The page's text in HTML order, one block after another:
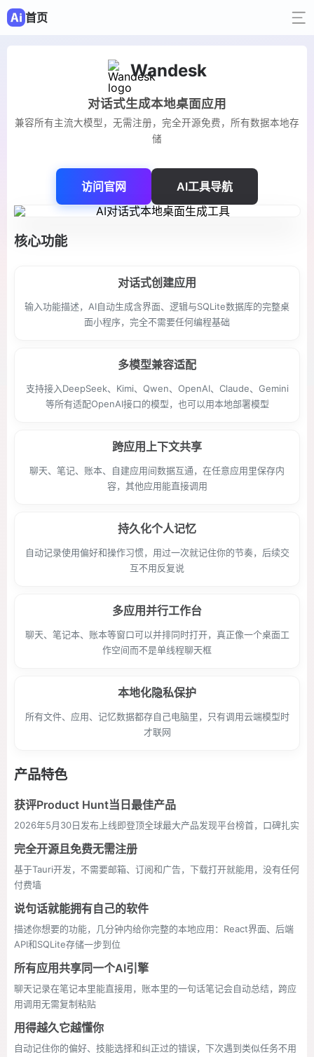
首页
Wandesk
对话式生成本地桌面应用
兼容所有主流大模型，无需注册，完全开源免费，所有数据本地存
储
访问官网 AI工具导航
核心功能
对话式创建应用
输入功能描述，AI自动生成含界面、逻辑与SQLite数据库的完整桌
面小程序，完全不需要任何编程基础
多模型兼容适配
支持接入DeepSeek、Kimi、Qwen、OpenAI、Claude、Gemini
等所有适配OpenAI接口的模型，也可以用本地部署模型
跨应用上下文共享
聊天、笔记、账本、自建应用间数据互通，在任意应用里保存内
容，其他应用能直接调用
持久化个人记忆
自动记录使用偏好和操作习惯，用过一次就记住你的节奏，后续交
互不用反复说
多应用并行工作台
聊天、笔记本、账本等窗口可以并排同时打开，真正像一个桌面工
作空间而不是单线程聊天框
本地化隐私保护
所有文件、应用、记忆数据都存自己电脑里，只有调用云端模型时
才联网
产品特色
获评Product Hunt当日最佳产品
2026年5月30日发布上线即登顶全球最大产品发现平台榜首，口碑扎实
完全开源且免费无需注册
基于Tauri开发，不需要邮箱、订阅和广告，下载打开就能用，没有任何
付费墙
说句话就能拥有自己的软件
描述你想要的功能，几分钟内给你完整的本地应用：React界面、后端
API和SQLite存储一步到位
所有应用共享同一个AI引擎
聊天记录在笔记本里能直接用，账本里的一句话笔记会自动总结，跨应
用调用无需复制粘贴
用得越久它越懂你
自动记住你的偏好、技能选择和纠正过的错误，下次遇到类似任务不用